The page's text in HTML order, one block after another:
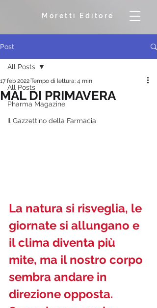
Moretti Editore
Post
All Posts
Pharma Magazine
Il Gazzettino della Farmacia
All Posts
MAL DI PRIMAVERA
17 feb 2022Tempo di lettura: 4 min
La natura si risveglia, le
giornate si allungano e
il clima diventa più
mite, ma il nostro corpo
sembra andare in
direzione opposta.